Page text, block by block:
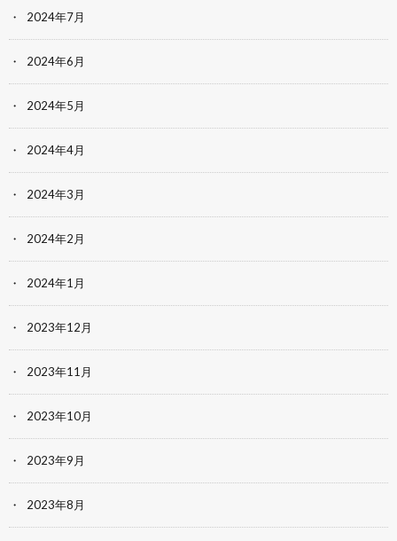
2024年7月
2024年6月
2024年5月
2024年4月
2024年3月
2024年2月
2024年1月
2023年12月
2023年11月
2023年10月
2023年9月
2023年8月